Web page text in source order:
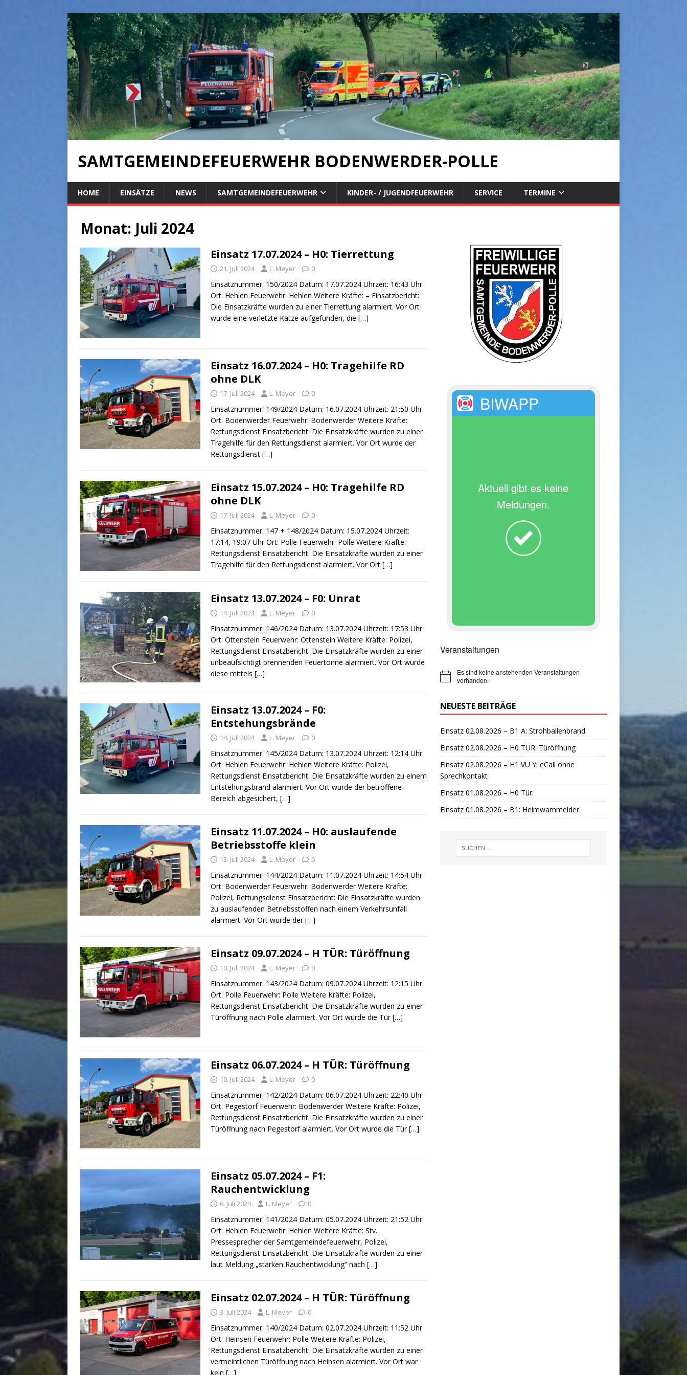
SAMTGEMEINDEFEUERWEHR BODENWERDER-POLLE
HOME EINSÄTZE NEWS SAMTGEMEINDEFEUERWEHR KINDER- / JUGENDFEUERWEHR SERVICE TERMINE
Monat: Juli 2024
Einsatz 17.07.2024 – H0: Tierrettung
21. Juli 2024 L. Meyer 0
Einsatznummer: 150/2024 Datum: 17.07.2024 Uhrzeit: 16:43 Uhr
Ort: Hehlen Feuerwehr: Hehlen Weitere Kräfte: – Einsatzbericht:
Die Einsatzkräfte wurden zu einer Tierrettung alarmiert. Vor Ort
wurde eine verletzte Katze aufgefunden, die […]
Einsatz 16.07.2024 – H0: Tragehilfe RD
ohne DLK
17. Juli 2024 L. Meyer 0
Einsatznummer: 149/2024 Datum: 16.07.2024 Uhrzeit: 21:50 Uhr
Ort: Bodenwerder Feuerwehr: Bodenwerder Weitere Kräfte:
Rettungsdienst Einsatzbericht: Die Einsatzkräfte wurden zu einer
Tragehilfe für den Rettungsdienst alarmiert. Vor Ort wurde der
Rettungsdienst […]
Einsatz 15.07.2024 – H0: Tragehilfe RD
ohne DLK
17. Juli 2024 L. Meyer 0
Einsatznummer: 147 + 148/2024 Datum: 15.07.2024 Uhrzeit:
17:14, 19:07 Uhr Ort: Polle Feuerwehr: Polle Weitere Kräfte:
Rettungsdienst Einsatzbericht: Die Einsatzkräfte wurden zu einer
Tragehilfe für den Rettungsdienst alarmiert. Vor Ort […]
Einsatz 13.07.2024 – F0: Unrat
14. Juli 2024 L. Meyer 0
Einsatznummer: 146/2024 Datum: 13.07.2024 Uhrzeit: 17:53 Uhr
Ort: Ottenstein Feuerwehr: Ottenstein Weitere Kräfte: Polizei,
Rettungsdienst Einsatzbericht: Die Einsatzkräfte wurden zu einer
unbeaufsichtigt brennenden Feuertonne alarmiert. Vor Ort wurde
diese mittels […]
Einsatz 13.07.2024 – F0:
Entstehungsbrände
14. Juli 2024 L. Meyer 0
Einsatznummer: 145/2024 Datum: 13.07.2024 Uhrzeit: 12:14 Uhr
Ort: Hehlen Feuerwehr: Hehlen Weitere Kräfte: Polizei,
Rettungsdienst Einsatzbericht: Die Einsatzkräfte wurden zu einem
Entstehungsbrand alarmiert. Vor Ort wurde der betroffene
Bereich abgesichert, […]
Einsatz 11.07.2024 – H0: auslaufende
Betriebsstoffe klein
13. Juli 2024 L. Meyer 0
Einsatznummer: 144/2024 Datum: 11.07.2024 Uhrzeit: 14:54 Uhr
Ort: Bodenwerder Feuerwehr: Bodenwerder Weitere Kräfte:
Polizei, Rettungsdienst Einsatzbericht: Die Einsatzkräfte wurden
zu auslaufenden Betriebsstoffen nach einem Verkehrsunfall
alarmiert. Vor Ort wurde der[…]
Einsatz 09.07.2024 – H TÜR: Türöffnung
10. Juli 2024 L. Meyer 0
Einsatznummer: 143/2024 Datum: 09.07.2024 Uhrzeit: 12:15 Uhr
Ort: Polle Feuerwehr: Polle Weitere Kräfte: Polizei,
Rettungsdienst Einsatzbericht: Die Einsatzkräfte wurden zu einer
Türöffnung nach Polle alarmiert. Vor Ort wurde die Tür[…]
Einsatz 06.07.2024 – H TÜR: Türöffnung
10. Juli 2024 L. Meyer 0
Einsatznummer: 142/2024 Datum: 06.07.2024 Uhrzeit: 22:40 Uhr
Ort: Pegestorf Feuerwehr: Bodenwerder Weitere Kräfte: Polizei,
Rettungsdienst Einsatzbericht: Die Einsatzkräfte wurden zu einer
Türöffnung nach Pegestorf alarmiert. Vor Ort wurde die Tür[…]
Einsatz 05.07.2024 – F1:
Rauchentwicklung
6. Juli 2024 L. Meyer 0
Einsatznummer: 141/2024 Datum: 05.07.2024 Uhrzeit: 21:52 Uhr
Ort: Hehlen Feuerwehr: Hehlen Weitere Kräfte: Stv.
Pressesprecher der Samtgemeindefeuerwehr, Polizei,
Rettungsdienst Einsatzbericht: Die Einsatzkräfte wurden zu einer
laut Meldung „starken Rauchentwicklung“ nach […]
Einsatz 02.07.2024 – H TÜR: Türöffnung
3. Juli 2024 L. Meyer 0
Einsatznummer: 140/2024 Datum: 02.07.2024 Uhrzeit: 11:52 Uhr
Ort: Heinsen Feuerwehr: Polle Weitere Kräfte: Polizei,
Rettungsdienst Einsatzbericht: Die Einsatzkräfte wurden zu einer
vermeintlichen Türöffnung nach Heinsen alarmiert. Vor Ort war
kein […]
BIWAPP
Aktuell gibt es keine
Meldungen.
Veranstaltungen
H
w
e
s
Es sind keine anstehenden Veranstaltungen
vorhanden.
NEUESTE BEITRÄGE
Einsatz 02.08.2026 – B1 A: Strohballenbrand
Einsatz 02.08.2026 – H0 TÜR: Türöffnung
Einsatz 02.08.2026 – H1 VU Y: eCall ohne
Sprechkontakt
Einsatz 01.08.2026 – H0 Tür:
Einsatz 01.08.2026 – B1: Heimwarnmelder